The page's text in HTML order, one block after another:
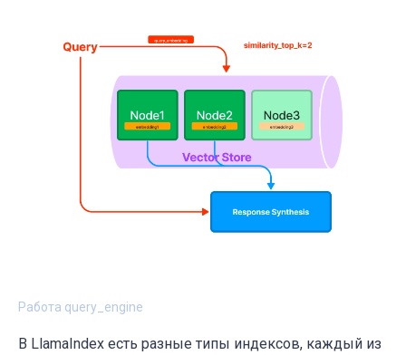
Работа query_engine
В LlamaIndex есть разные типы индексов, каждый из